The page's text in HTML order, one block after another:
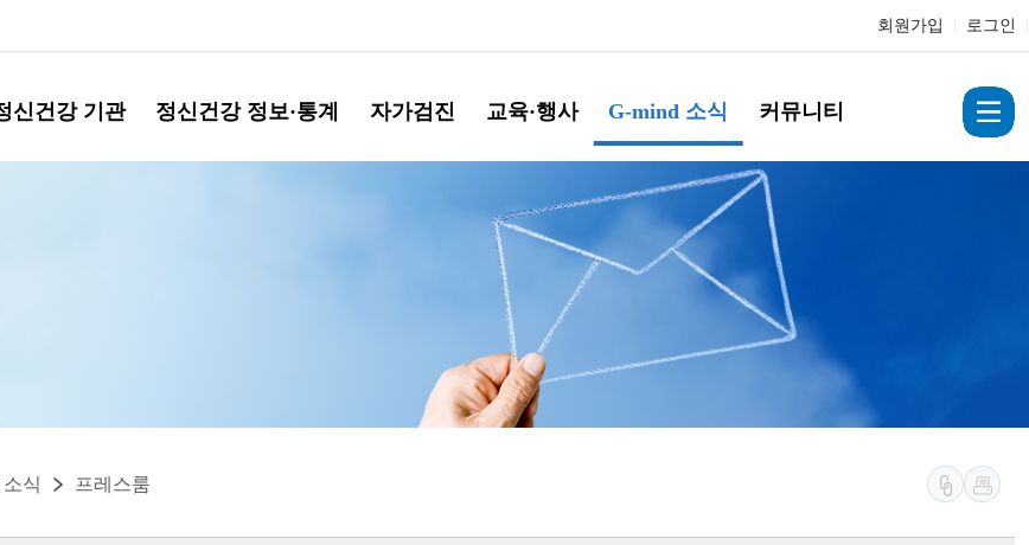
회원가입 로그인
신건강 기관 정신건강 정보·통계 자가검진 교육·행사 G-mind 소식 커뮤니티
식 프레스룸